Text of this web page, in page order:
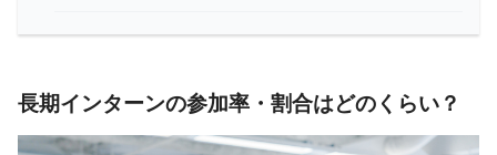
長期インターンの参加率・割合はどのくらい？